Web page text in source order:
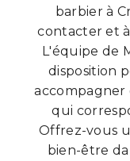
barbier à
contacter et
L'équipe de
disposition
accompagner
qui
Offrez-vous
bien-être